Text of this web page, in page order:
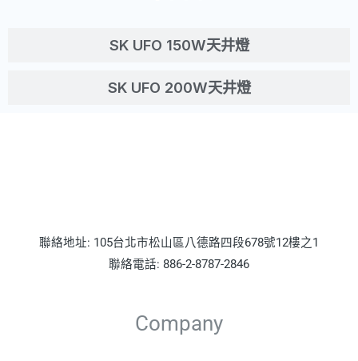
SK UFO 150W天井燈
SK UFO 200W天井燈
聯絡地址: 105台北市松山區八德路四段678號12樓之1
聯絡電話: 886-2-8787-2846
Company